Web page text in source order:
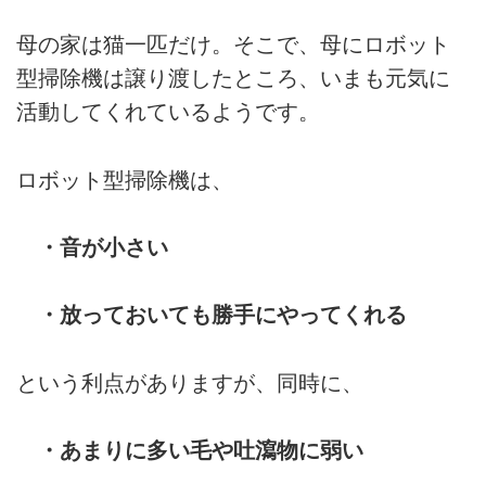
母の家は猫一匹だけ。そこで、母にロボット
型掃除機は譲り渡したところ、いまも元気に
活動してくれているようです。
ロボット型掃除機は、
・音が小さい
・放っておいても勝手にやってくれる
という利点がありますが、同時に、
・あまりに多い毛や吐瀉物に弱い